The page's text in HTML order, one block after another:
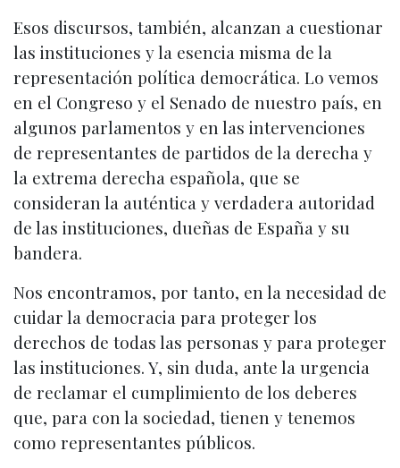
Esos discursos, también, alcanzan a cuestionar
las instituciones y la esencia misma de la
representación política democrática. Lo vemos
en el Congreso y el Senado de nuestro país, en
algunos parlamentos y en las intervenciones
de representantes de partidos de la derecha y
la extrema derecha española, que se
consideran la auténtica y verdadera autoridad
de las instituciones, dueñas de España y su
bandera.
Nos encontramos, por tanto, en la necesidad de
cuidar la democracia para proteger los
derechos de todas las personas y para proteger
las instituciones. Y, sin duda, ante la urgencia
de reclamar el cumplimiento de los deberes
que, para con la sociedad, tienen y tenemos
como representantes públicos.